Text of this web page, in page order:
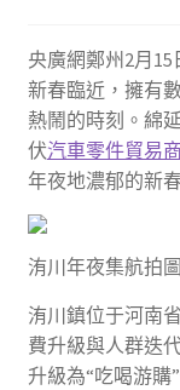
央廣網鄭州2月
新春臨近，擁有
熱鬧的時刻。綿
伏汽車零件貿易商
年夜地濃郁的新
洧川年夜集航拍
洧川鎮位于河南
費升級與人群迭
升級為“吃喝游購